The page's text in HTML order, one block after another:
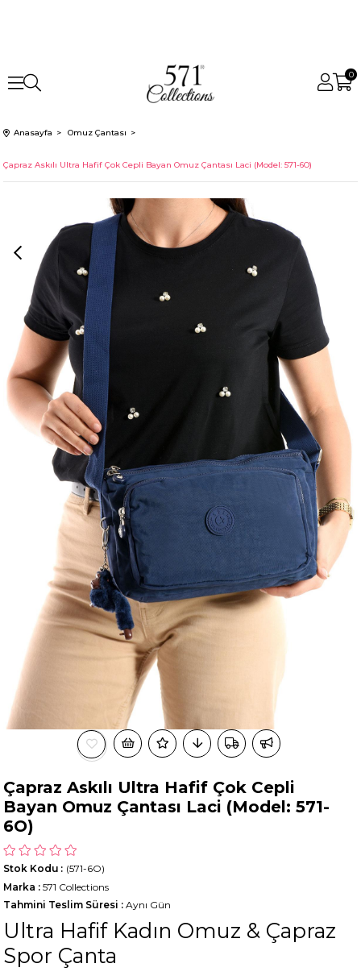
0
Anasayfa Omuz Çantası
Çapraz Askılı Ultra Hafif Çok Cepli Bayan Omuz Çantası Laci (Model: 571-6O)
Çapraz Askılı Ultra Hafif Çok Cepli
Bayan Omuz Çantası Laci (Model: 571-
6O)
(571-6O)
Stok Kodu
Marka : 571 Collections
Tahmini Teslim Süresi : Aynı Gün
Ultra Hafif Kadın Omuz & Çapraz
Spor Çanta